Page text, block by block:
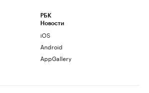
РБК
Новости
iOS
Android
AppGallery